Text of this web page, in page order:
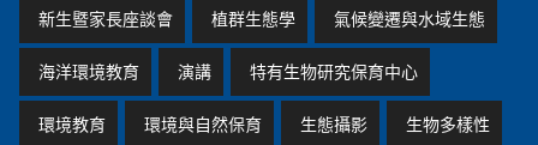
新生暨家長座談會 植群生態學 氣候變遷與水域生態
海洋環境教育 演講 特有生物研究保育中心
環境教育 環境與自然保育 生態攝影 生物多樣性